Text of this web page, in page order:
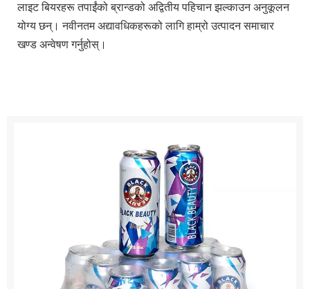
लाइट बियरहरू तपाईंको ब्रान्डको अद्वितीय पहिचान झल्काउन अनुकूलन
योग्य छन्। नवीनतम अद्यावधिकहरूको लागि हाम्रो उत्पादन समाचार
खण्ड अन्वेषण गर्नुहोस्।